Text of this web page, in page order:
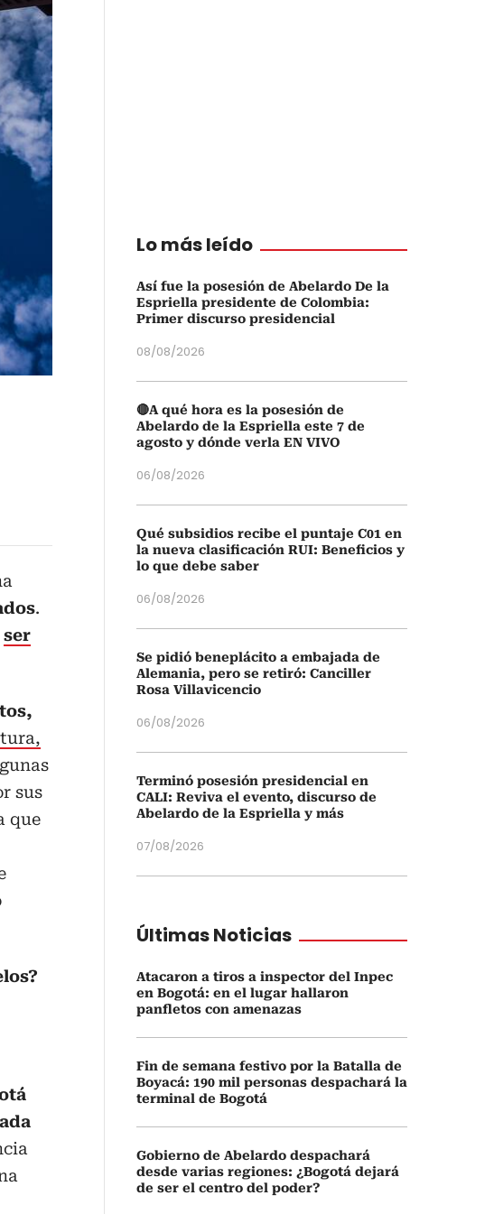
.
ser
sus
que
Lo más leído
Así fue la posesión de Abelardo De la
Espriella presidente de Colombia:
Primer discurso presidencial
08/08/2026
🔴A qué hora es la posesión de
Abelardo de la Espriella este 7 de
agosto y dónde verla EN VIVO
06/08/2026
Qué subsidios recibe el puntaje C01 en
la nueva clasificación RUI: Beneficios y
lo que debe saber
06/08/2026
Se pidió beneplácito a embajada de
Alemania, pero se retiró: Canciller
Rosa Villavicencio
06/08/2026
Terminó posesión presidencial en
CALI: Reviva el evento, discurso de
Abelardo de la Espriella y más
07/08/2026
Últimas Noticias
Atacaron a tiros a inspector del Inpec
en Bogotá: en el lugar hallaron
panfletos con amenazas
Fin de semana festivo por la Batalla de
Boyacá: 190 mil personas despachará la
terminal de Bogotá
Gobierno de Abelardo despachará
desde varias regiones: ¿Bogotá dejará
de ser el centro del poder?